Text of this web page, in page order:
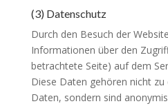
(3) Datenschutz
Durch den Besuch der
Informationen über den
betrachtete Seite) auf dem
Diese Daten gehören nicht
Daten, sondern sind